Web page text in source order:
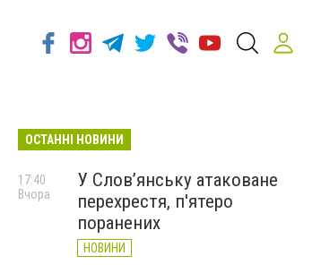
ОСТАННІ НОВИНИ
У Слов’янську атаковане
перехрестя, п'ятеро
поранених
НОВИНИ
17:40
Вчора